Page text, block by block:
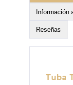
Información
Reseñas
Tuba